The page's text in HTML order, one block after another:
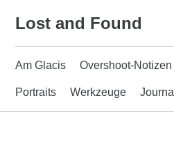
Lost and Found
Am Glacis Overshoot-Notizen
Portraits Werkzeuge Journal